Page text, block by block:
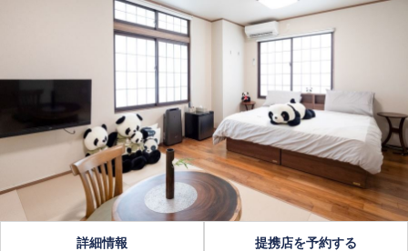
詳細情報 提携店を予約する